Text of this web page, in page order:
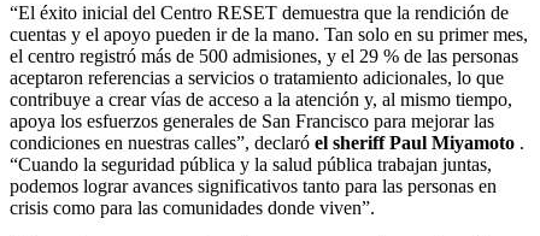
“El éxito inicial del Centro RESET demuestra que la rendición de
cuentas y el apoyo pueden ir de la mano. Tan solo en su primer mes,
el centro registró más de 500 admisiones, y el 29 % de las personas
aceptaron referencias a servicios o tratamiento adicionales, lo que
contribuye a crear vías de acceso a la atención y, al mismo tiempo,
apoya los esfuerzos generales de San Francisco para mejorar las
condiciones en nuestras calles”, declaró el sheriff Paul Miyamoto .
“Cuando la seguridad pública y la salud pública trabajan juntas,
podemos lograr avances significativos tanto para las personas en
crisis como para las comunidades donde viven”.